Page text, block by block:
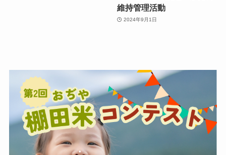
維持管理活動
2024年9月1日